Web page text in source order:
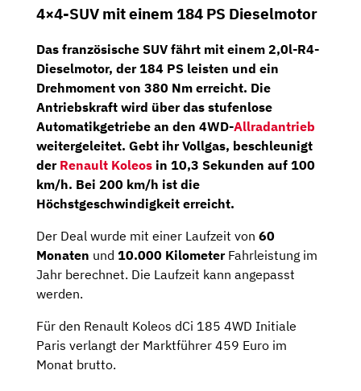
4×4-SUV mit einem 184 PS Dieselmotor
Das französische SUV fährt mit einem 2,0l-R4-
Dieselmotor, der184 PS leisten und ein
Drehmoment von 380 Nm erreicht. Die
Antriebskraft wird über das stufenlose
Automatikgetriebe an den 4WD-Allradantrieb
weitergeleitet. Gebt ihr Vollgas, beschleunigt
der Renault Koleos in 10,3 Sekunden auf 100
km/h. Bei 200 km/h ist die
Höchstgeschwindigkeit erreicht.
Der Deal wurde mit einer Laufzeit von 60
Monaten und 10.000 KilometerFahrleistung im
Jahr berechnet. Die Laufzeit kann angepasst
werden.
Für den Renault Koleos dCi 185 4WD Initiale
Paris verlangt der Marktführer 459 Euro im
Monat brutto.